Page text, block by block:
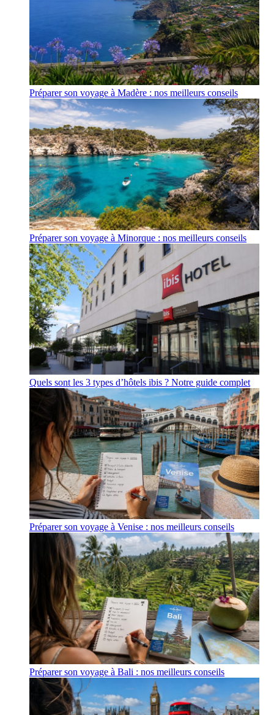
Préparer son voyage à Madère : nos meilleurs conseils
Préparer son voyage à Minorque : nos meilleurs conseils
Quels sont les 3 types d’hôtels ibis ? Notre guide complet
Préparer son voyage à Venise : nos meilleurs conseils
Préparer son voyage à Bali : nos meilleurs conseils